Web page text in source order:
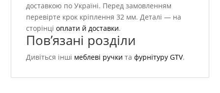
доставкою по Україні. Перед замовленням
перевірте крок кріплення 32 мм. Деталі — на
сторінціоплати й доставки.
Пов’язані розділи
Дивіться інші меблеві ручки тафурнітуру GTV.